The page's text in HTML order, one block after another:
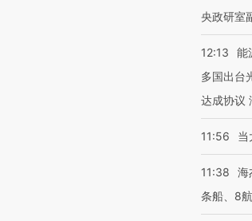
央政研室
12:13
能
多国出台
达成协议
11:56 当
11:38
海
条船、8